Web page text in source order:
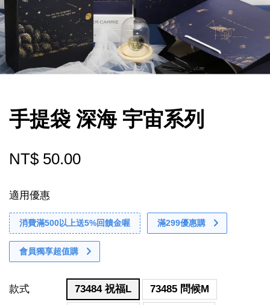
手提袋 深海 宇宙系列
NT$ 50.00
適用優惠
消費滿500以上送5%回饋金喔 滿299優惠購
會員獨享超值購
款式 73484 祝福L
73485 問候M